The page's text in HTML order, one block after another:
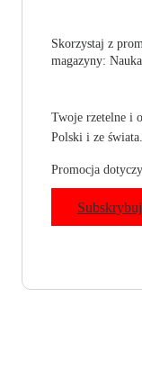
Skorzystaj z
magazyny:
Twoje rzetelne i
Polski i ze świata.
Promocja